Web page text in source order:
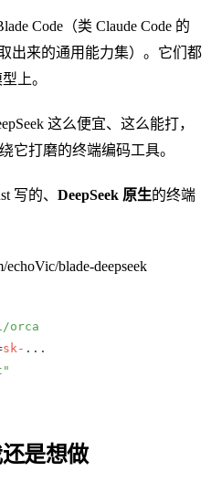
Code （类 Claude Code 的
取出来的通用能力集）。它们都
上。
这么便宜、这么能打，
它打磨的终端编码工具。
写的、 DeepSeek 原生的终端
echoVic/blade-deepseek
orca
sk- ...
是想做